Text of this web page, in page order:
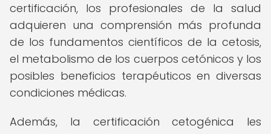
certificación, los profesionales de la salud
adquieren una comprensión más profunda
de los fundamentos científicos de la cetosis,
el metabolismo de los cuerpos cetónicos y los
posibles beneficios terapéuticos en diversas
condiciones médicas.
Además, la certificación cetogénica les